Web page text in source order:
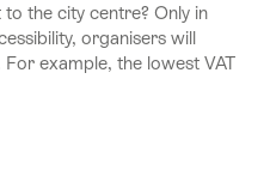
the city centre? Only in
organisers will
example, the lowest VAT